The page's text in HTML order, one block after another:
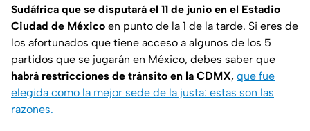
Sudáfrica que se disputará el 11 de junio en el Estadio
Ciudad de México en punto de la 1 de la tarde. Si eres de
los afortunados que tiene acceso a algunos de los 5
partidos que se jugarán en México, debes saber que
habrá restricciones de tránsito en la CDMX, que fue
elegida como la mejor sede de la justa: estas son las
razones.